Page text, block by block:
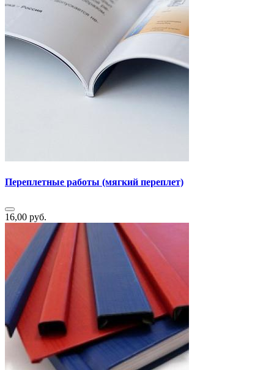
Переплетные работы (мягкий переплет)
16,00 руб.